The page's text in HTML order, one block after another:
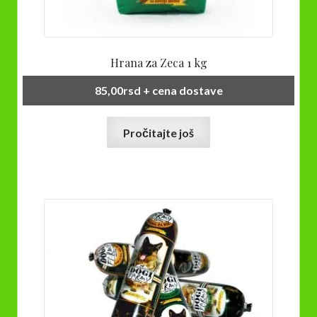
Hrana za Zeca 1 kg
85,00rsd + cena dostave
Pročitajte još